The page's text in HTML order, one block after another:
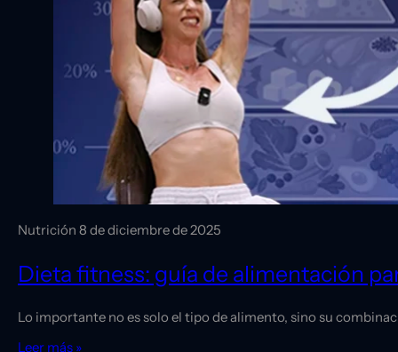
Nutrición 8 de diciembre de 2025
Dieta fitness: guía de alimentación
Lo importante no es solo el tipo de alimento, sino su
Leer más »